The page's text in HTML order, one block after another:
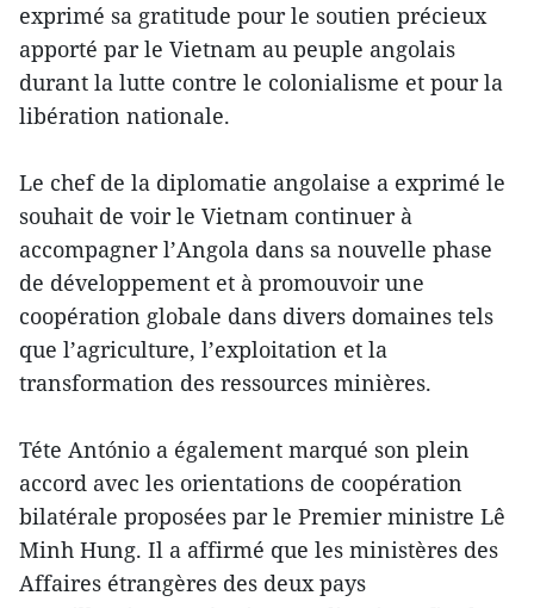
exprimé sa gratitude pour le soutien précieux
apporté par le Vietnam au peuple angolais
durant la lutte contre le colonialisme et pour la
libération nationale.
Le chef de la diplomatie angolaise a exprimé le
souhait de voir le Vietnam continuer à
accompagner l’Angola dans sa nouvelle phase
de développement et à promouvoir une
coopération globale dans divers domaines tels
que l’agriculture, l’exploitation et la
transformation des ressources minières.
Téte António a également marqué son plein
accord avec les orientations de coopération
bilatérale proposées par le Premier ministre Lê
Minh Hung. Il a affirmé que les ministères des
Affaires étrangères des deux pays